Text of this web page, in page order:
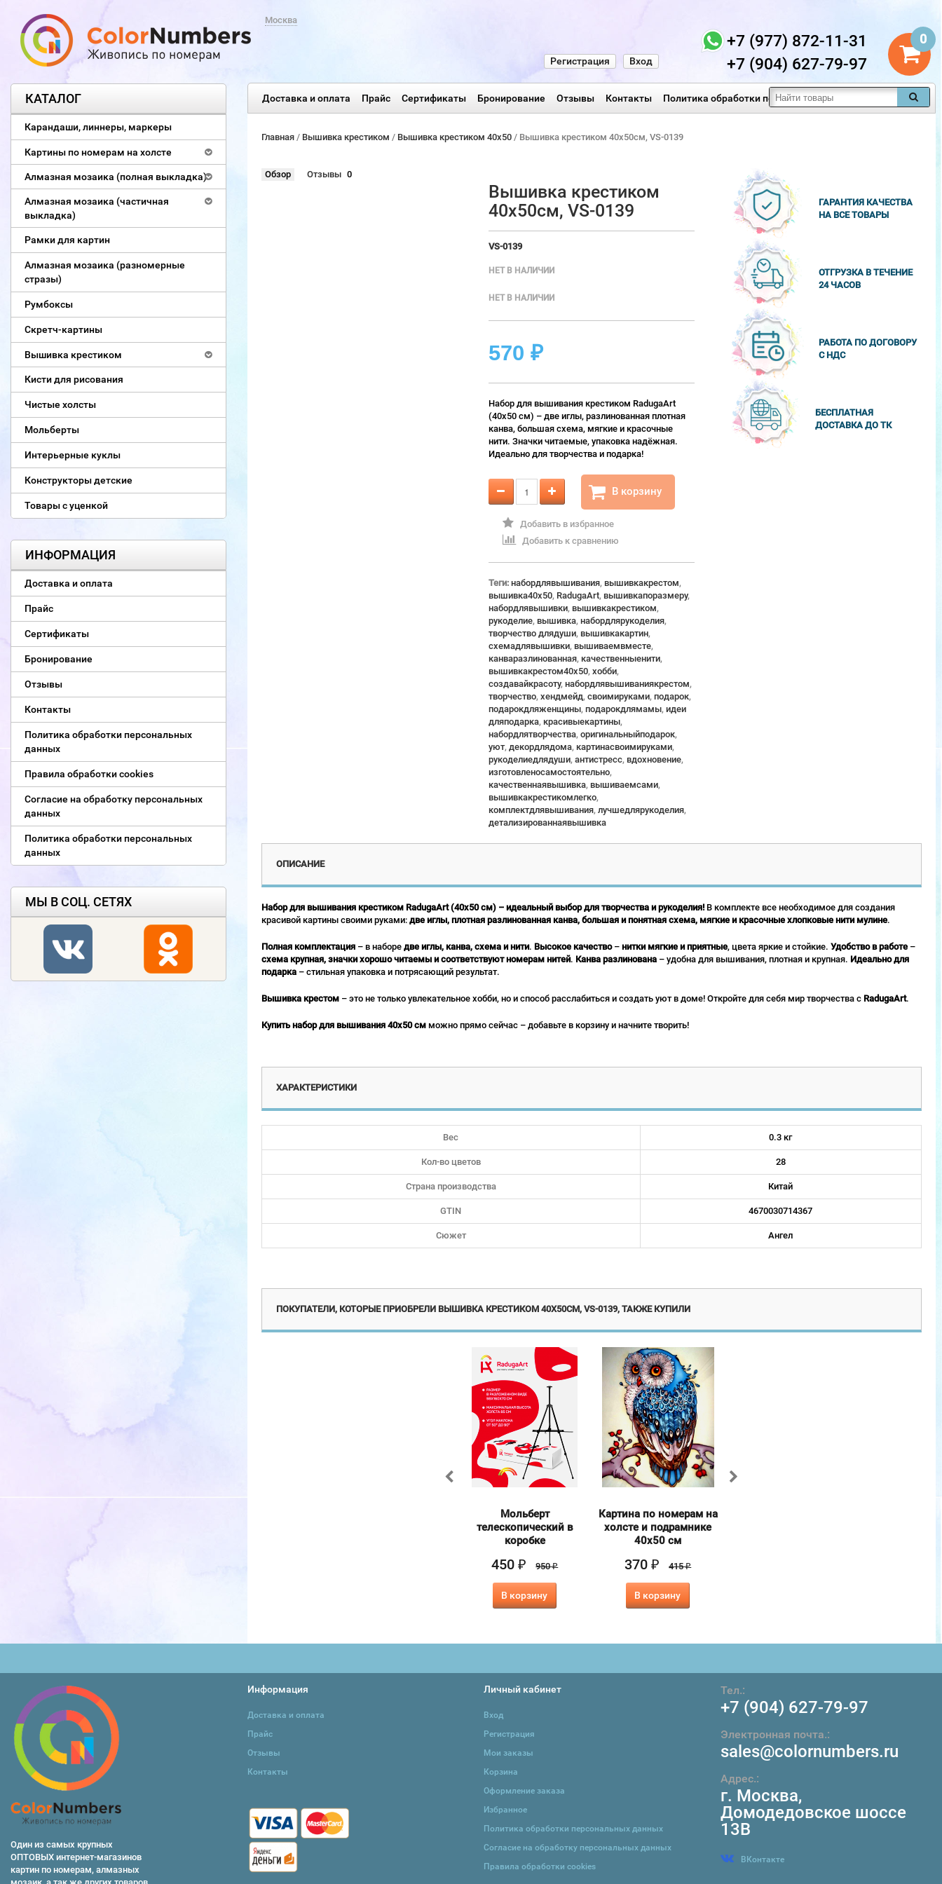
Москва
0
+7 (977) 872-11-31
+7 (904) 627-79-97
Вход
Регистрация
Доставка и оплата Прайс Сертификаты Бронирование Отзывы Контакты Политика обработки персональных данных
КАТАЛОГ
Карандаши, линнеры, маркеры
Картины по номерам на холсте
Алмазная мозаика (полная выкладка)
Алмазная мозаика (частичная
выкладка)
Рамки для картин
Алмазная мозаика (разномерные
стразы)
Румбоксы
Скретч-картины
Вышивка крестиком
Кисти для рисования
Чистые холсты
Мольберты
Интерьерные куклы
Конструкторы детские
Товары с уценкой
ИНФОРМАЦИЯ
Доставка и оплата
Прайс
Сертификаты
Бронирование
Отзывы
Контакты
Политика обработки персональных
данных
Правила обработки cookies
Согласие на обработку персональных
данных
Политика обработки персональных
данных
МЫ В СОЦ. СЕТЯХ
Главная/ Вышивка крестиком / Вышивка крестиком 40х50 / Вышивка крестиком 40х50см, VS-0139
Обзор Отзывы 0
Вышивка крестиком
40х50см, VS-0139
VS-0139
НЕТ В НАЛИЧИИ
НЕТ В НАЛИЧИИ
570 ₽
Набор для вышивания крестиком RadugaArt
(40x50 см) – две иглы, разлинованная плотная
канва, большая схема, мягкие и красочные
нити. Значки читаемые, упаковка надёжная.
Идеально для творчества и подарка!
В корзину
Добавить в избранное
Добавить к сравнению
Теги: набордлявышивания, вышивкакрестом,
вышивка40x50, RadugaArt, вышивкапоразмеру,
набордлявышивки, вышивкакрестиком,
рукоделие, вышивка, набордлярукоделия,
творчество длядуши, вышивкакартин,
схемадлявышивки, вышиваемвместе,
канваразлинованная, качественныенити,
вышивкакрестом40x50, хобби,
создавайкрасоту, набордлявышиваниякрестом,
творчество, хендмейд, своимируками, подарок,
подарокдляженщины, подарокдлямамы, идеи
дляподарка, красивыекартины,
набордлятворчества, оригинальныйподарок,
уют, декордлядома, картинасвоимируками,
рукоделиедлядуши, антистресс, вдохновение,
изготовленосамостоятельно,
качественнаявышивка, вышиваемсами,
вышивкакрестикомлегко,
комплектдлявышивания, лучшедлярукоделия,
детализированнаявышивка
ГАРАНТИЯ КАЧЕСТВА
НА ВСЕ ТОВАРЫ
ОТГРУЗКА В ТЕЧЕНИЕ
24 ЧАСОВ
РАБОТА ПО ДОГОВОРУ
С НДС
БЕСПЛАТНАЯ
ДОСТАВКА ДО ТК
ОПИСАНИЕ
Набор для вышивания крестиком RadugaArt (40x50 см) – идеальный выбор для творчества и рукоделия!В комплекте все необходимое для создания
красивой картины своими руками: две иглы, плотная разлинованная канва, большая и понятная схема, мягкие и красочные хлопковые нити мулине.
Полная комплектация– в наборе две иглы, канва, схема и нити. Высокое качество– нитки мягкие и приятные, цвета яркие и стойкие. Удобство в работе–
схема крупная, значки хорошо читаемы и соответствуют номерам нитей. Канва разлинована– удобна для вышивания, плотная и крупная. Идеально для
подарка– стильная упаковка и потрясающий результат.
Вышивка крестом– это не только увлекательное хобби, но и способ расслабиться и создать уют в доме! Откройте для себя мир творчества с RadugaArt.
Купить набор для вышивания 40x50 смможно прямо сейчас – добавьте в корзину и начните творить!
ХАРАКТЕРИСТИКИ
Вес 0.3 кг
Кол-во цветов 28
Страна производства Китай
GTIN 4670030714367
Сюжет Ангел
ПОКУПАТЕЛИ, КОТОРЫЕ ПРИОБРЕЛИ ВЫШИВКА КРЕСТИКОМ 40Х50СМ, VS-0139, ТАКЖЕ КУПИЛИ
Мольберт
телескопический в
коробке
450₽ 950₽
В корзину
Картина по номерам на
холсте и подрамнике
40х50 см
370₽ 415₽
В корзину
Один из самых крупных
ОПТОВЫХ интернет-магазинов
картин по номерам, алмазных
Информация
Доставка и оплата
Прайс
Отзывы
Контакты
Личный кабинет
Вход
Регистрация
Мои заказы
Корзина
Оформление заказа
Избранное
Политика обработки персональных данных
Согласие на обработку персональных данных
Правила обработки cookies
Тел.:
+7 (904) 627-79-97
Электронная почта.:
sales@colornumbers.ru
Адрес.:
г. Москва,
Домодедовское шоссе
13В
ВКонтакте